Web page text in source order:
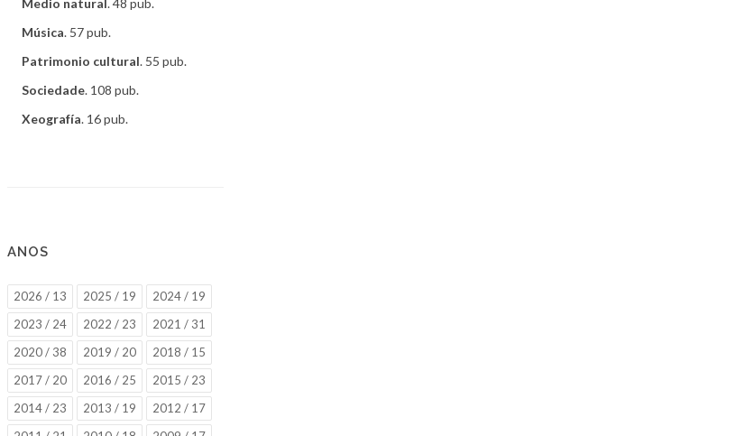
Medio natural. 48 pub.
Música. 57 pub.
Patrimonio cultural. 55 pub.
Sociedade. 108 pub.
Xeografía. 16 pub.
ANOS
2026 / 13 2025 / 19
2024 / 19
2023 / 24
2022 / 23
2021 / 31
2020 / 38
2019 / 20
2018 / 15
2017 / 20
2016 / 25
2015 / 23
2014 / 23
2013 / 19
2012 / 17